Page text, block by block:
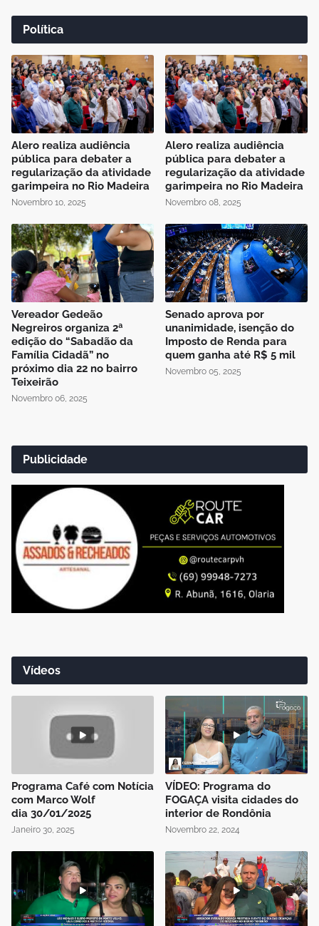
Política
Alero realiza audiência
pública para debater a
regularização da atividade
garimpeira no Rio Madeira
Novembro 10, 2025
Alero realiza audiência
pública para debater a
regularização da atividade
garimpeira no Rio Madeira
Novembro 08, 2025
Vereador Gedeão
Negreiros organiza 2ª
edição do “Sabadão da
Família Cidadã” no
próximo dia 22 no bairro
Teixeirão
Novembro 06, 2025
Senado aprova por
unanimidade, isenção do
Imposto de Renda para
quem ganha até R$ 5 mil
Novembro 05, 2025
Publicidade
Vídeos
Programa Café com Notícia
com Marco Wolf
dia 30/01/2025
Janeiro 30, 2025
VÍDEO: Programa do
FOGAÇA visita cidades do
interior de Rondônia
Novembro 22, 2024